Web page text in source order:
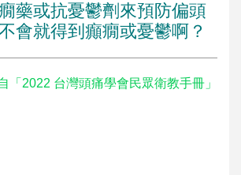
藥或抗憂鬱劑來預防偏頭
會就得到癲癇或憂鬱啊？
「2022 台灣頭痛學會民眾衛教手冊」